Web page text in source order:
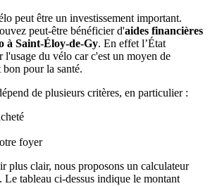
peut être un investissement important.
peut-être bénéficier d'aides financières
à Saint-Éloy-de-Gy. En effet l’État
l'usage du vélo car c'est un moyen de
pour la santé.
de plusieurs critères, en particulier :
foyer
plus clair, nous proposons un calculateur
Le tableau ci-dessus indique le montant